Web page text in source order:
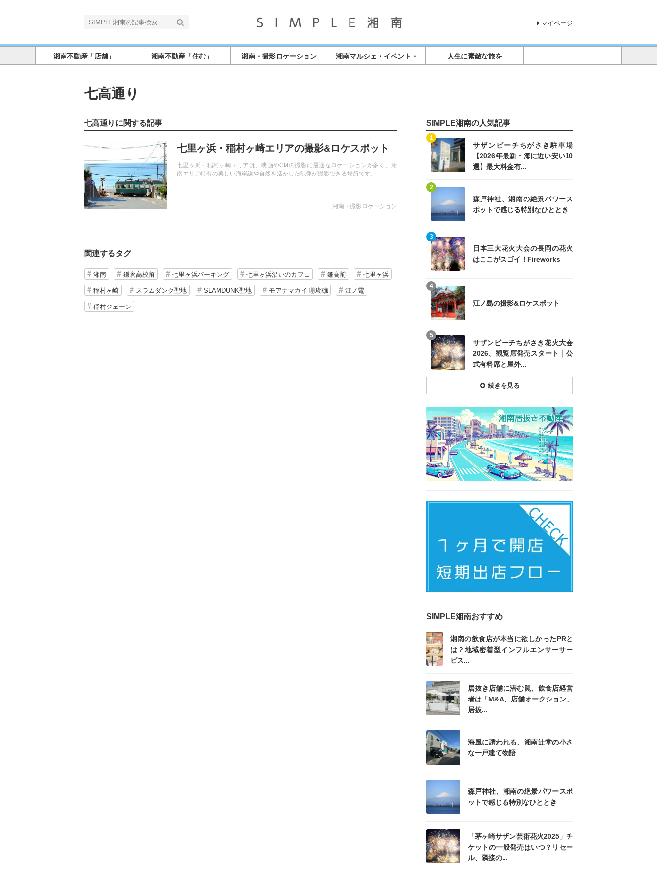
マイページ
湘南不動産「店舗」 湘南不動産「住む」 湘南・撮影ロケーション
湘南マルシェ・イベント・
店舗情報
人生に素敵な旅を
七高通り
七高通りに関する記事
七里ヶ浜・稲村ヶ崎エリアの撮影&ロケスポット
七里ヶ浜・稲村ヶ崎エリアは、映画やCMの撮影に最適なロケーションが多く、湘
南エリア特有の美しい海岸線や自然を活かした映像が撮影できる場所です。
湘南・撮影ロケーション
関連するタグ
湘南 鎌倉高校前 七里ヶ浜パーキング 七里ヶ浜沿いのカフェ 鎌高前 七里ヶ浜
稲村ヶ崎 スラムダンク聖地 SLAMDUNK聖地 モアナマカイ 珊瑚礁 江ノ電
稲村ジェーン
SIMPLE湘南の人気記事
サザンビーチちがさき駐車場
【2026年最新・海に近い安い10
選】最大料金有...
1
森戸神社、湘南の絶景パワース
ポットで感じる特別なひととき
2
日本三大花火大会の長岡の花火
はここがスゴイ！Fireworks
3
江ノ島の撮影&ロケスポット
4
サザンビーチちがさき花火大会
2026、観覧席発売スタート｜公
式有料席と屋外...
5
続きを見る
SIMPLE湘南おすすめ
湘南の飲食店が本当に欲しかったPRと
は？地域密着型インフルエンサーサー
ビス...
居抜き店舗に潜む罠、飲食店経営
者は「M&A、店舗オークション、
居抜...
海風に誘われる、湘南辻堂の小さ
な一戸建て物語
森戸神社、湘南の絶景パワースポ
ットで感じる特別なひととき
「茅ヶ崎サザン芸術花火2025」チ
ケットの一般発売はいつ？リセー
ル、隣接の...